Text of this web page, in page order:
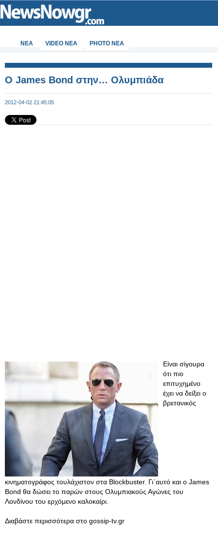
ΝΕΑ VIDEO NEA PHOTO NEA
Ο James Bond στην… Ολυμπιάδα
2012-04-02 21:45:05
Είναι σίγουρα
ότι πιο
επιτυχημένο
έχει να δείξει ο
βρετανικός
κινηματογράφος τουλάχιστον στα Blockbuster. Γι΄αυτό και ο James
Bond θα δώσει το παρών στους Ολυμπιακούς Αγώνες του
Λονδίνου του ερχόμενο καλοκαίρι.
Διαβάστε περισσότερα στο gossip-tv.gr